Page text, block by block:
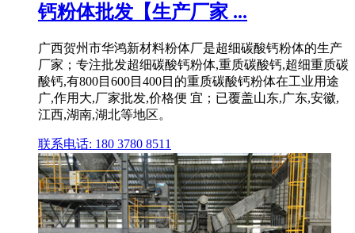
钙粉体批发【生产厂家 ...
广西贺州市华鸿新材料粉体厂是超细碳酸钙粉体的生产
厂家；专注批发超细碳酸钙粉体,重质碳酸钙,超细重质碳
酸钙,有800目600目400目的重质碳酸钙粉体在工业用途
广,作用大,厂家批发,价格便 宜；已覆盖山东,广东,安徽,
江西,湖南,湖北等地区。
联系电话: 180 3780 8511